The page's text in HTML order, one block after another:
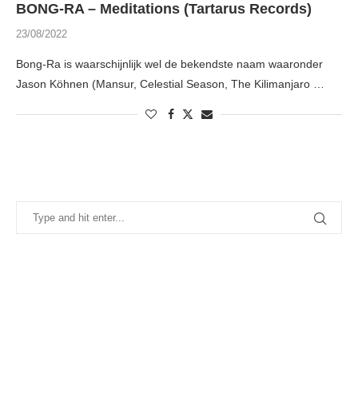
BONG-RA – Meditations (Tartarus Records)
23/08/2022
Bong-Ra is waarschijnlijk wel de bekendste naam waaronder
Jason Köhnen (Mansur, Celestial Season, The Kilimanjaro …